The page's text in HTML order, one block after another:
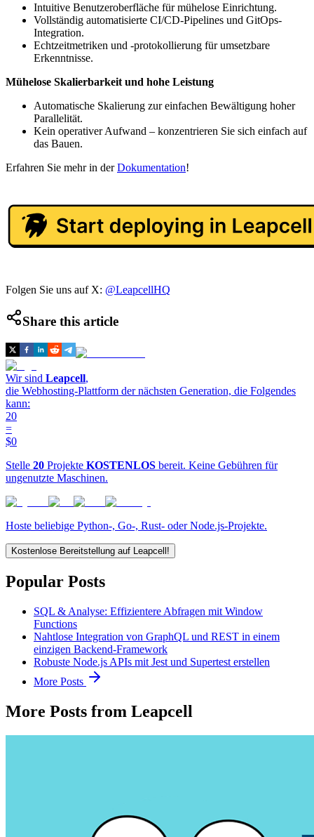
Intuitive Benutzeroberfläche für mühelose Einrichtung.
Vollständig automatisierte CI/CD-Pipelines und GitOps-
Integration.
Echtzeitmetriken und -protokollierung für umsetzbare
Erkenntnisse.
Mühelose Skalierbarkeit und hohe Leistung
Automatische Skalierung zur einfachen Bewältigung hoher
Parallelität.
Kein operativer Aufwand – konzentrieren Sie sich einfach auf
das Bauen.
Erfahren Sie mehr in derDokumentation!
Folgen Sie uns auf X: @LeapcellHQ
Share this article
Wir sind Leapcell,
die Webhosting-Plattform der nächsten Generation, die Folgendes
kann:
20
=
$0
Stelle 20 Projekte KOSTENLOS bereit. Keine Gebühren für
ungenutzte Maschinen.
Hoste beliebige Python-, Go-, Rust- oder Node.js-Projekte.
Kostenlose Bereitstellung auf Leapcell!
Popular Posts
SQL & Analyse: Effizientere Abfragen mit Window
Functions
Nahtlose Integration von GraphQL und REST in einem
einzigen Backend-Framework
Robuste Node.js APIs mit Jest und Supertest erstellen
More Posts
More Posts from Leapcell